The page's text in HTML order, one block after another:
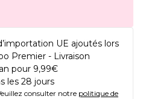
UE ajoutés lors
Premier - Livraison
pour 9,99€
les 28 jours
consulter notre politique de